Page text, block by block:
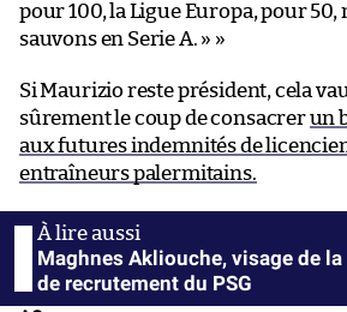
pour 100, la Ligue Europa, pour 50,
sauvons en Serie A. » »
Si Maurizio reste président, cela
sûrement le coup de consacrerun
aux futures indemnités de
entraîneurs palermitains.
Maghnes Akliouche, visage de
de recrutement du PSG